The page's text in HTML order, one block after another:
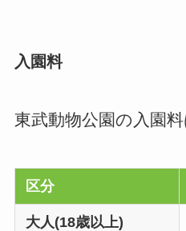
入園料
東武動物公園の入園料
区分
大人(18歳以上)